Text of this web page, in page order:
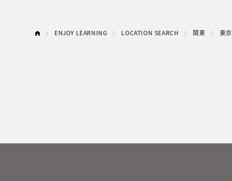
ENJOY LEARNING LOCATION SEARCH 関東 東京